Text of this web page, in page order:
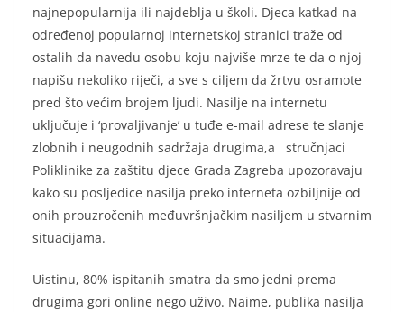
najnepopularnija ili najdeblja u školi. Djeca katkad na
određenoj popularnoj internetskoj stranici traže od
ostalih da navedu osobu koju najviše mrze te da o njoj
napišu nekoliko riječi, a sve s ciljem da žrtvu osramote
pred što većim brojem ljudi. Nasilje na internetu
uključuje i ‘provaljivanje’ u tuđe e-mail adrese te slanje
zlobnih i neugodnih sadržaja drugima,a stručnjaci
Poliklinike za zaštitu djece Grada Zagreba upozoravaju
kako su posljedice nasilja preko interneta ozbiljnije od
onih prouzročenih međuvršnjačkim nasiljem u stvarnim
situacijama.
Uistinu, 80% ispitanih smatra da smo jedni prema
drugima gori online nego uživo. Naime, publika nasilja